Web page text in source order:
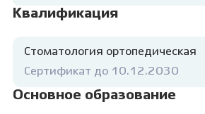
квалифицированную
помощь.
Квалификация
Стоматология ортопедическая
Сертификат до 10.12.2030
Основное образование